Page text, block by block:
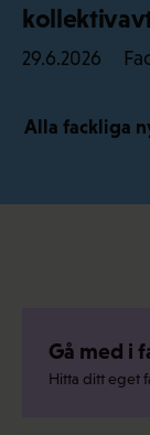
29.6.2026
Alla fackliga
Gå med i
Hitta ditt eget